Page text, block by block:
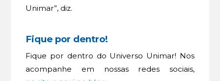
Unimar”, diz.
Fique por dentro!
Fique por dentro do Universo Unimar! Nos
acompanhe em nossas redes sociais,